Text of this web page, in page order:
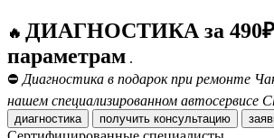
🔥 ДИАГНОСТИКА за 490₽
параметрам .
⛔ Диагностика в подарок при ремонте
нашем специализированном автосервисе
диагностика получить консультацию